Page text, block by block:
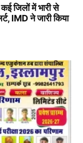
जिलों में भारी से
IMD ने जारी किया